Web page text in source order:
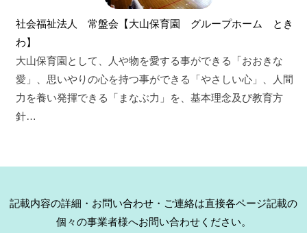
社会福祉法人 常盤会【大山保育園 グループホーム とき
わ】
大山保育園として、人や物を愛する事ができる「おおきな
愛」、思いやりの心を持つ事ができる「やさしい心」、人間
力を養い発揮できる「まなぶ力」を、基本理念及び教育方
針…
記載内容の詳細・お問い合わせ・ご連絡は直接各ページ記載の
個々の事業者様へお問い合わせください。